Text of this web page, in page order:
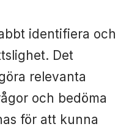
identifiera och
Det
relevanta
och bedöma
för att kunna